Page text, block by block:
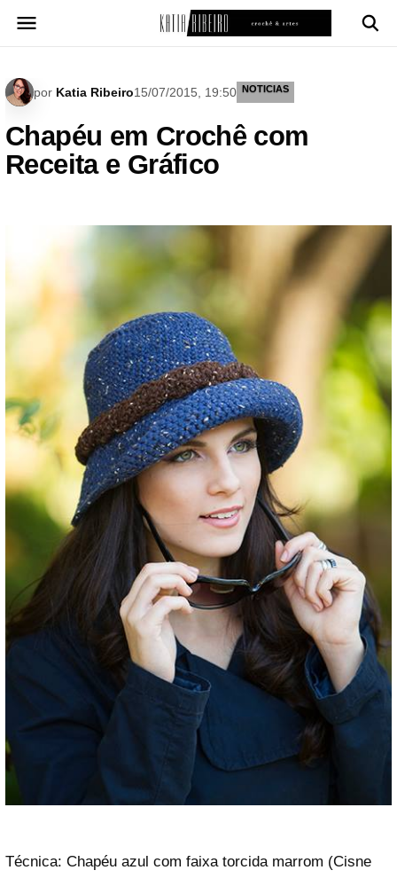
para
por Katia Ribeiro15/07/2015, 19:50 NOTICIAS
Chapéu em Crochê com
Receita e Gráfico
Técnica: Chapéu azul com faixa torcida marrom (Cisne